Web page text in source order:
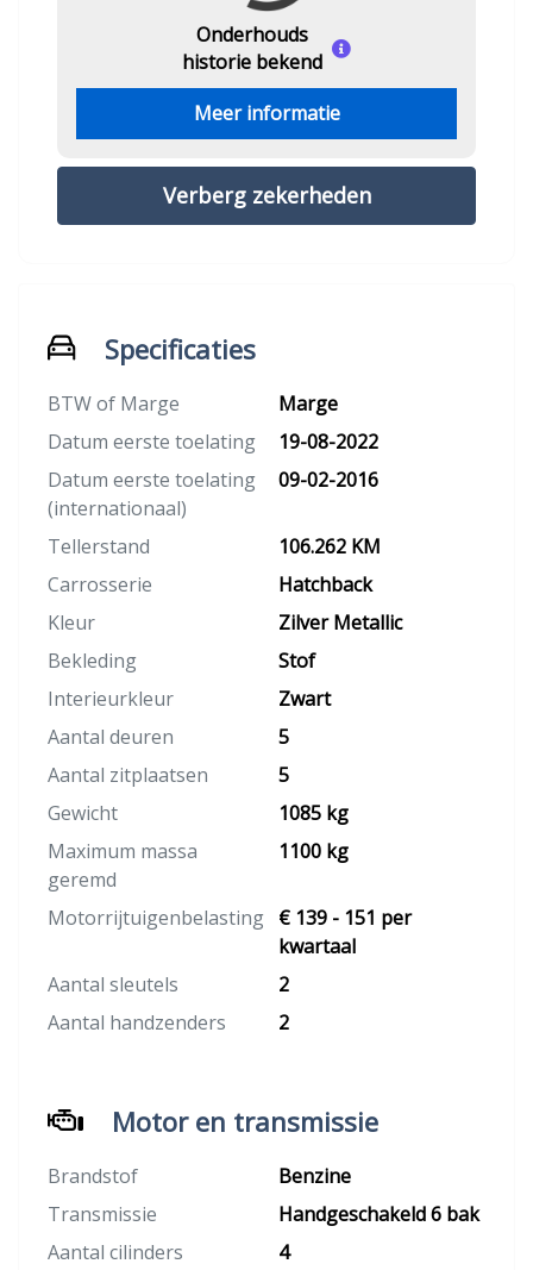
Onderhouds
historie bekend
Meer informatie
Verberg zekerheden
Specificaties
BTW of Marge
Marge
Datum eerste toelating
19-08-2022
Datum eerste toelating
(internationaal)
09-02-2016
Tellerstand
106.262 KM
Carrosserie
Hatchback
Kleur
Zilver Metallic
Bekleding
Stof
Interieurkleur
Zwart
Aantal deuren
5
Aantal zitplaatsen
5
Gewicht
1085 kg
Maximum massa
geremd
1100 kg
Motorrijtuigenbelasting € 139 - 151 per
kwartaal
Aantal sleutels
2
Aantal handzenders
2
Motor en transmissie
Brandstof
Benzine
Transmissie
Handgeschakeld 6 bak
Aantal cilinders
4